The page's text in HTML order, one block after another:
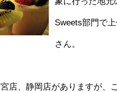
Sweets部門で
さん。
店、静岡店がありますが、